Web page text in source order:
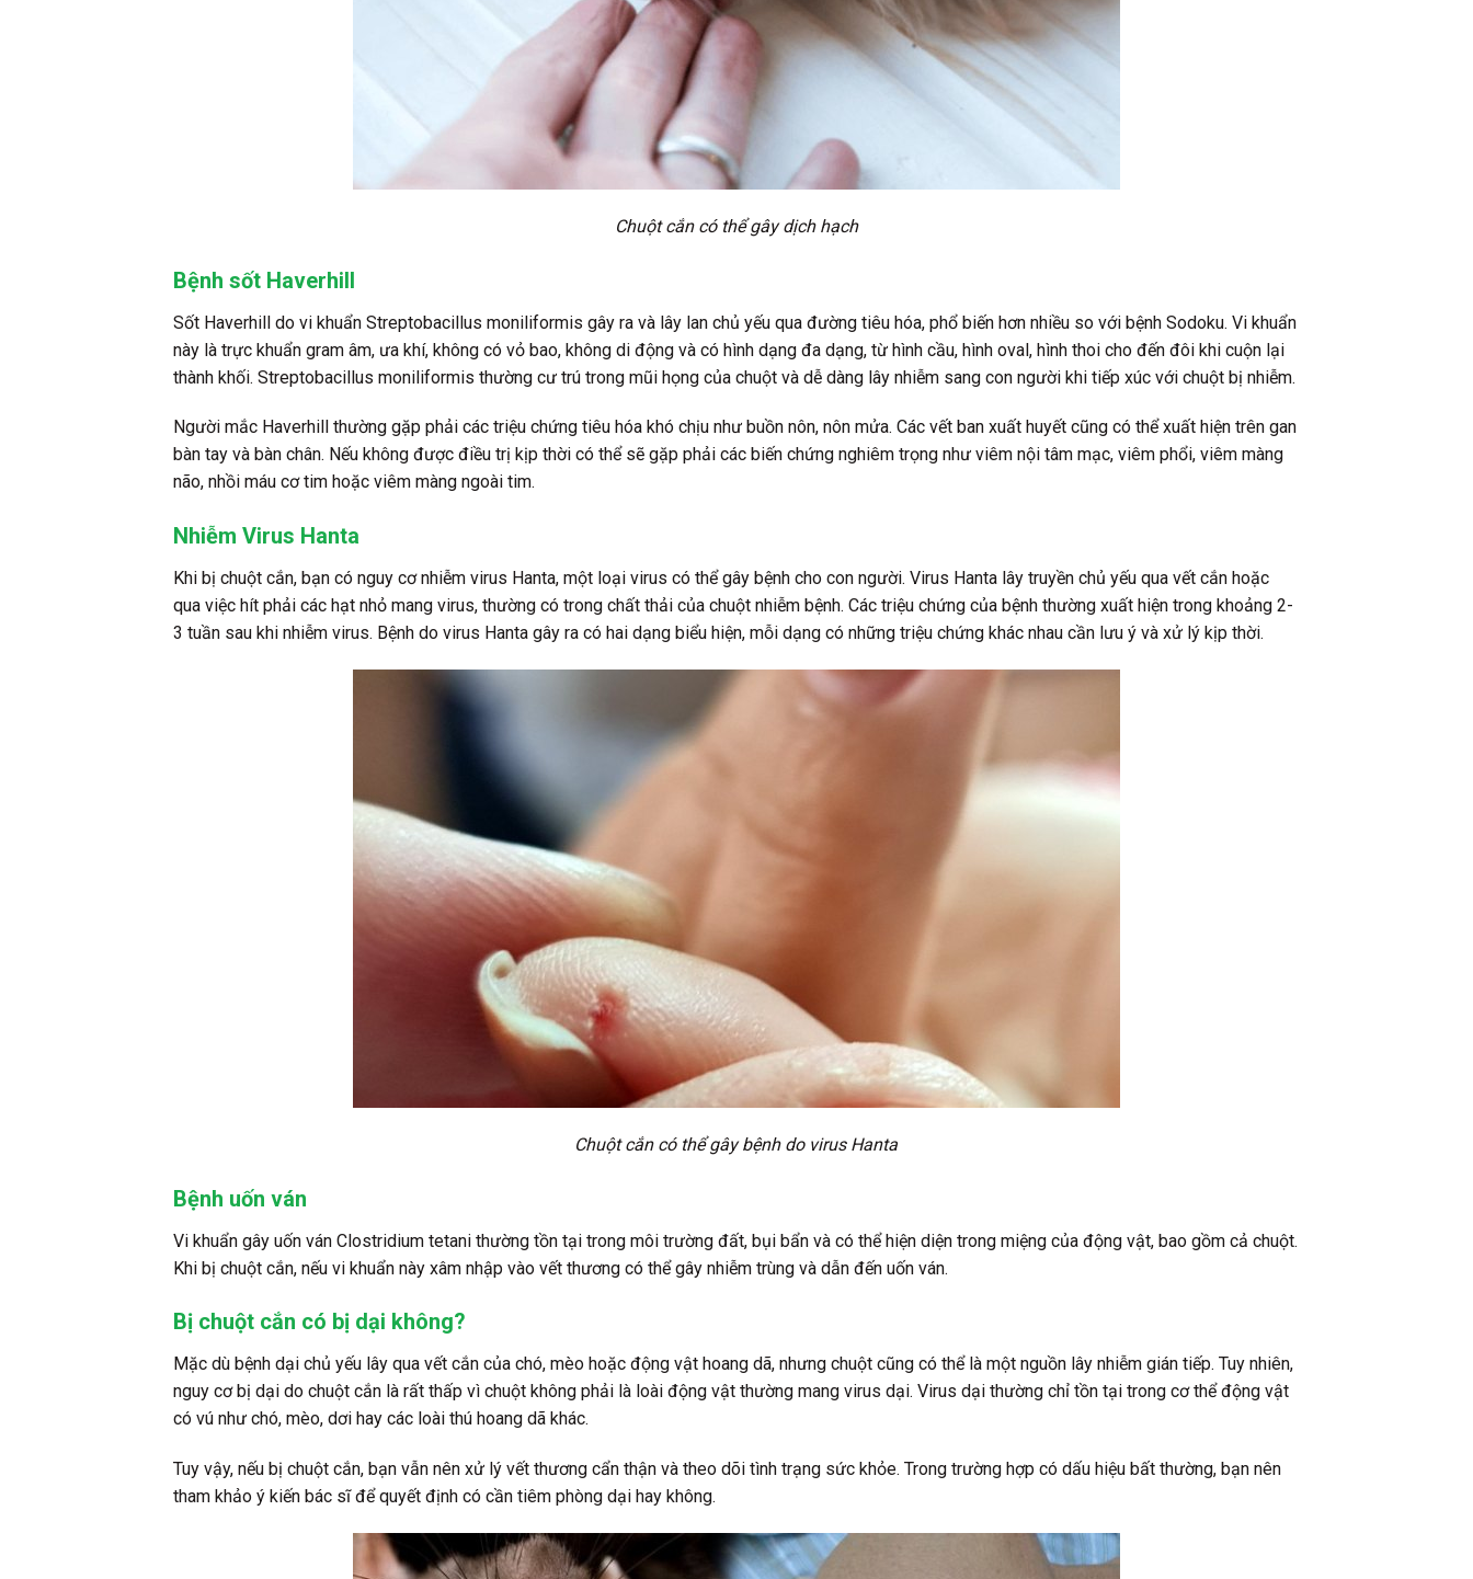
Chuột cắn có thể gây dịch hạch
Bệnh sốt Haverhill
Sốt Haverhill do vi khuẩn Streptobacillus moniliformis gây ra và lây lan chủ yếu qua đường tiêu hóa, phổ biến hơn nhiều so với bệnh Sodoku. Vi khuẩn
này là trực khuẩn gram âm, ưa khí, không có vỏ bao, không di động và có hình dạng đa dạng, từ hình cầu, hình oval, hình thoi cho đến đôi khi cuộn lại
thành khối. Streptobacillus moniliformis thường cư trú trong mũi họng của chuột và dễ dàng lây nhiễm sang con người khi tiếp xúc với chuột bị nhiễm.
Người mắc Haverhill thường gặp phải các triệu chứng tiêu hóa khó chịu như buồn nôn, nôn mửa. Các vết ban xuất huyết cũng có thể xuất hiện trên gan
bàn tay và bàn chân. Nếu không được điều trị kịp thời có thể sẽ gặp phải các biến chứng nghiêm trọng như viêm nội tâm mạc, viêm phổi, viêm màng
não, nhồi máu cơ tim hoặc viêm màng ngoài tim.
Nhiễm Virus Hanta
Khi bị chuột cắn, bạn có nguy cơ nhiễm virus Hanta, một loại virus có thể gây bệnh cho con người. Virus Hanta lây truyền chủ yếu qua vết cắn hoặc
qua việc hít phải các hạt nhỏ mang virus, thường có trong chất thải của chuột nhiễm bệnh. Các triệu chứng của bệnh thường xuất hiện trong khoảng 2-
3 tuần sau khi nhiễm virus. Bệnh do virus Hanta gây ra có hai dạng biểu hiện, mỗi dạng có những triệu chứng khác nhau cần lưu ý và xử lý kịp thời.
Chuột cắn có thể gây bệnh do virus Hanta
Bệnh uốn ván
Vi khuẩn gây uốn ván Clostridium tetani thường tồn tại trong môi trường đất, bụi bẩn và có thể hiện diện trong miệng của động vật, bao gồm cả chuột.
Khi bị chuột cắn, nếu vi khuẩn này xâm nhập vào vết thương có thể gây nhiễm trùng và dẫn đến uốn ván.
Bị chuột cắn có bị dại không?
Mặc dù bệnh dại chủ yếu lây qua vết cắn của chó, mèo hoặc động vật hoang dã, nhưng chuột cũng có thể là một nguồn lây nhiễm gián tiếp. Tuy nhiên,
nguy cơ bị dại do chuột cắn là rất thấp vì chuột không phải là loài động vật thường mang virus dại. Virus dại thường chỉ tồn tại trong cơ thể động vật
có vú như chó, mèo, dơi hay các loài thú hoang dã khác.
Tuy vậy, nếu bị chuột cắn, bạn vẫn nên xử lý vết thương cẩn thận và theo dõi tình trạng sức khỏe. Trong trường hợp có dấu hiệu bất thường, bạn nên
tham khảo ý kiến bác sĩ để quyết định có cần tiêm phòng dại hay không.